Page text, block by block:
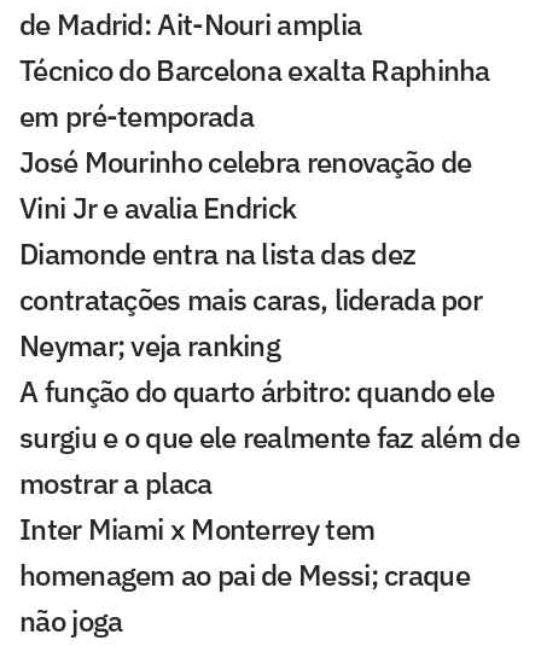
de Madrid: Ait-Nouri amplia
Técnico do Barcelona exalta Raphinha
em pré-temporada
José Mourinho celebra renovação de
Vini Jr e avalia Endrick
Diamonde entra na lista das dez
contratações mais caras, liderada por
Neymar; veja ranking
A função do quarto árbitro: quando ele
surgiu e o que ele realmente faz além de
mostrar a placa
Inter Miami x Monterrey tem
homenagem ao pai de Messi; craque
não joga